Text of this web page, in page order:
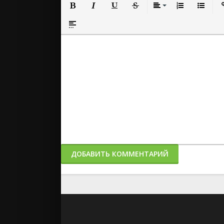
Вставка спойлера
ДОБАВИТЬ КОММЕНТАРИЙ